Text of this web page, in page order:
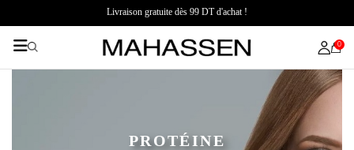
Livraison gratuite dès 99 DT d'achat !
0
PROTÉINE